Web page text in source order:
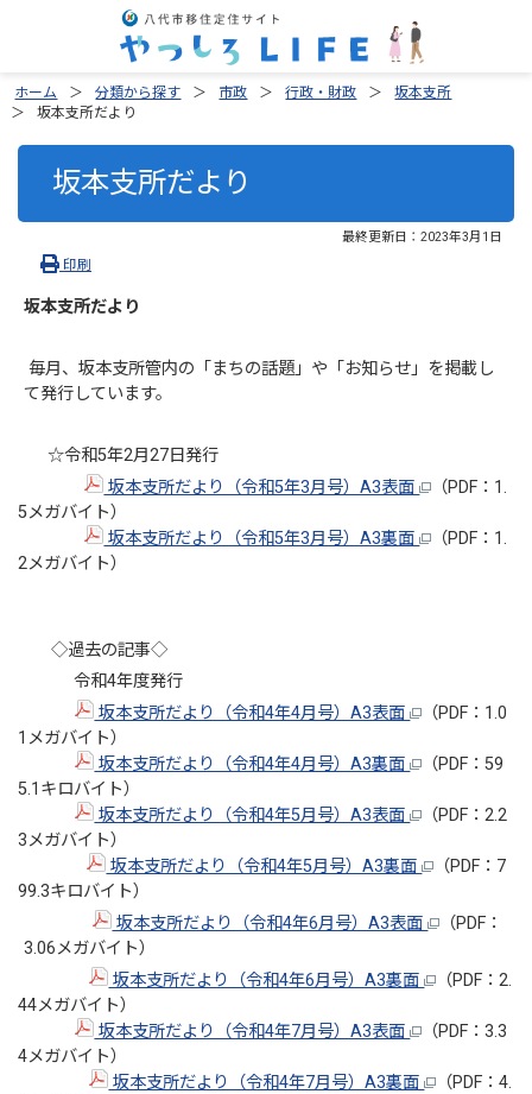
ホーム 分類から探す 市政 行政・財政
坂本支所
坂本支所だより
坂本支所だより
最終更新日： 2023年3月1日
印刷
坂本支所だより
毎月、坂本支所管内の「まちの話題」や「お知らせ」を掲載し
て発行しています。
☆令和5年2月27日発行
坂本支所だより（令和5年3月号）A3表面
（PDF：1.
5メガバイト）
坂本支所だより（令和5年3月号）A3裏面
（PDF：1.
2メガバイト）
◇過去の記事◇
令和4年度発行
坂本支所だより（令和4年4月号）A3表面
（PDF：1.0
1メガバイト）
坂本支所だより（令和4年4月号）A3裏面
（PDF：59
5.1キロバイト）
坂本支所だより（令和4年5月号）A3表面
（PDF：2.2
3メガバイト）
坂本支所だより（令和4年5月号）A3裏面
（PDF：7
99.3キロバイト）
坂本支所だより（令和4年6月号）A3表面
（PDF：
3.06メガバイト）
坂本支所だより（令和4年6月号）A3裏面
（PDF：2.
44メガバイト）
坂本支所だより（令和4年7月号）A3表面
（PDF：3.3
4メガバイト）
坂本支所だより（令和4年7月号）A3裏面
（PDF：4.